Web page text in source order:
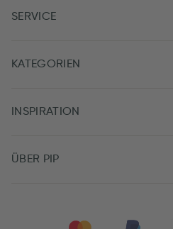
SERVICE
KATEGORIEN
INSPIRATION
ÜBER PIP